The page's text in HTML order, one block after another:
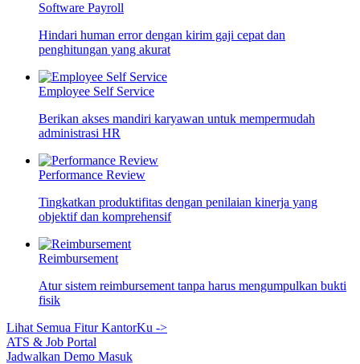
Software Payroll
Hindari human error dengan kirim gaji cepat dan
penghitungan yang akurat
Employee Self Service
Berikan akses mandiri karyawan untuk mempermudah
administrasi HR
Performance Review
Tingkatkan produktifitas dengan penilaian kinerja yang
objektif dan komprehensif
Reimbursement
Atur sistem reimbursement tanpa harus mengumpulkan bukti
fisik
Lihat Semua Fitur KantorKu ->
ATS & Job Portal
Jadwalkan Demo Masuk